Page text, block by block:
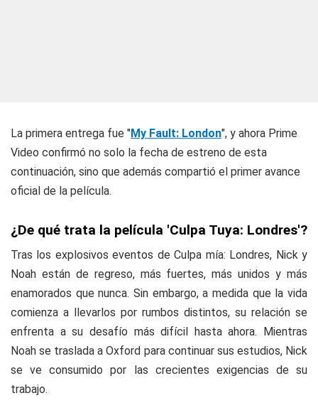
La primera entrega fue "My Fault: London", y ahora Prime
Video confirmó no solo la fecha de estreno de esta
continuación, sino que además compartió el primer avance
oficial de la película.
¿De qué trata la película 'Culpa Tuya: Londres'?
Tras los explosivos eventos deCulpa mía: Londres, Nick y
Noah están de regreso, más fuertes, más unidos y más
enamorados que nunca. Sin embargo, a medida que la vida
comienza a llevarlos por rumbos distintos, su relación se
enfrenta a su desafío más difícil hasta ahora. Mientras
Noah se traslada a Oxford para continuar sus estudios, Nick
se ve consumido por las crecientes exigencias de su
trabajo.